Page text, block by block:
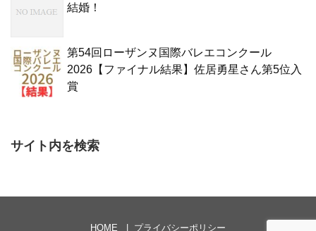
結婚！
第54回ローザンヌ国際バレエコンクール
2026【ファイナル結果】佐居勇星さん第5位入
賞
サイト内を検索
HOME プライバシーポリシー